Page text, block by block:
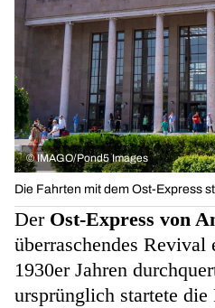
© IMAGO/Pond5 Images
Die Fahrten mit dem Ost-Express
DerOst-Express von
überraschendes Revival
1930er Jahren
ursprünglich startete